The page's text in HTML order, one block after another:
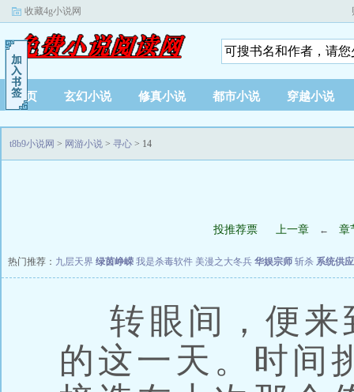
收藏4g小说网
首页 玄幻小说 修真小说 都市小说 穿越小说
t8b9小说网 > 网游小说 > 寻心 > 14
投推荐票 上一章 ← 章
热门推荐： 九层天界 绿茵峥嵘 我是杀毒软件 美漫之大冬兵 华娱宗师 斩杀 系统供
转眼间，便来
的这一天。时间